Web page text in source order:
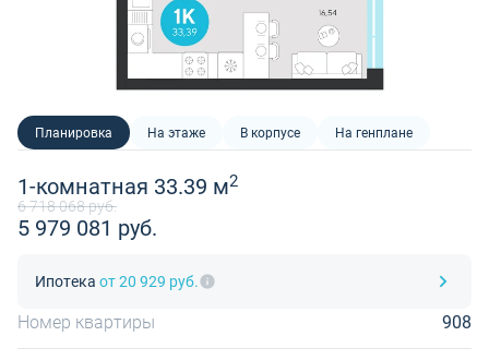
Планировка На этаже В корпусе На генплане
1-комнатная 33.39 м2
6 718 068 руб.
5 979 081 руб.
Ипотека от 20 929 руб.
Номер квартиры 908